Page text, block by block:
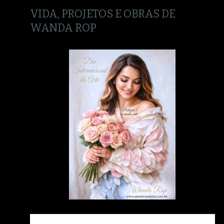
VIDA, PROJETOS E OBRAS DE
WANDA ROP